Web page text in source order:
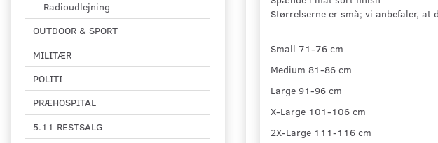
Radioudlejning
OUTDOOR & SPORT
MILITÆR
POLITI
PRÆHOSPITAL
5.11 RESTSALG
Størrelserne er små; vi anbefaler,
Small 71-76 cm
Medium 81-86 cm
Large 91-96 cm
X-Large 101-106 cm
2X-Large 111-116 cm